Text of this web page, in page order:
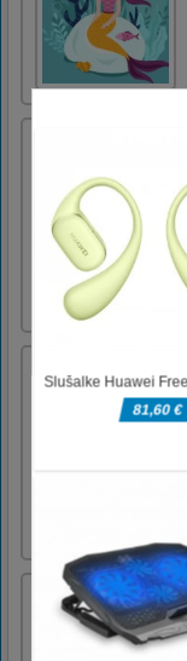
celotna doku [...]